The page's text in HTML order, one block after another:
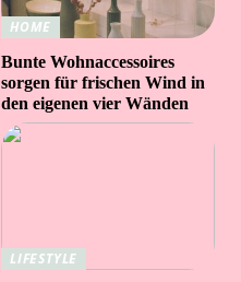
HOME
Bunte Wohnaccessoires
sorgen für frischen Wind in
den eigenen vier Wänden
LIFESTYLE